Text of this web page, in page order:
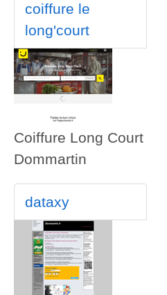
coiffure le
long'court
Coiffure Long Court
Dommartin
dataxy